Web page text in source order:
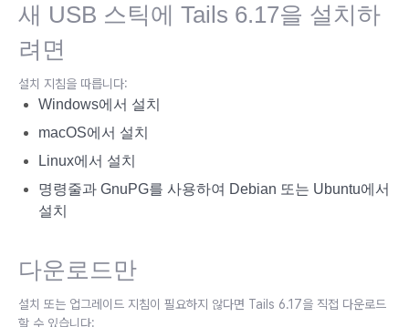
새 USB 스틱에 Tails 6.17을 설치하
려면
설치 지침을 따릅니다:
Windows에서 설치
macOS에서 설치
Linux에서 설치
명령줄과 GnuPG를 사용하여 Debian 또는 Ubuntu에서
설치
다운로드만
설치 또는 업그레이드 지침이 필요하지 않다면 Tails 6.17을 직접 다운로드
할 수 있습니다: